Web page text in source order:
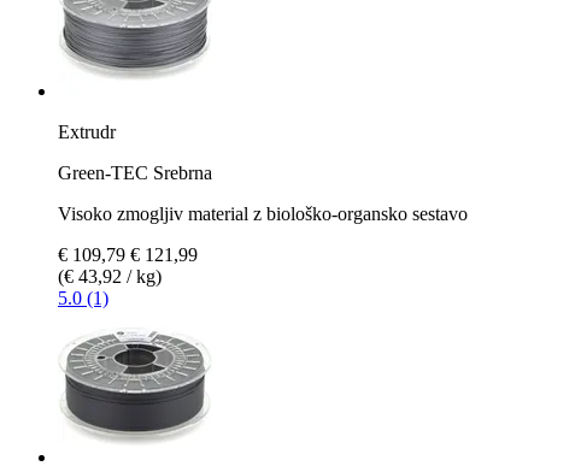
Extrudr
Green-TEC Srebrna
Visoko zmogljiv material z biološko-organsko sestavo
€ 109,79 € 121,99
(€ 43,92 / kg)
5.0 (1)